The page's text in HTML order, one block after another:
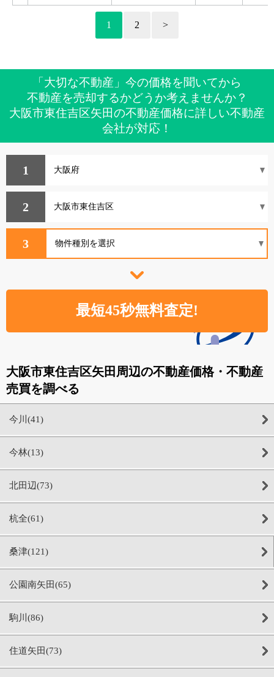
1 2 >
「大切な不動産」今の価格を聞いてから
不動産を売却するかどうか考えませんか？
大阪市東住吉区矢田の不動産価格に詳しい不動産
会社が対応！
1
2
3
大阪市東住吉区矢田周辺の不動産価格・不動産
売買を調べる
今川(41)
今林(13)
北田辺(73)
杭全(61)
桑津(121)
公園南矢田(65)
駒川(86)
住道矢田(73)